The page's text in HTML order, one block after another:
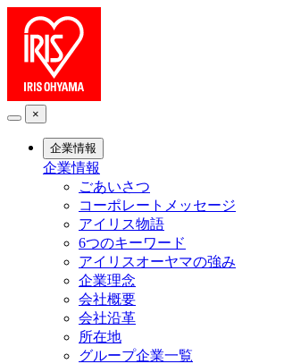
×
企業情報
企業情報
ごあいさつ
コーポレートメッセージ
アイリス物語
6つのキーワード
アイリスオーヤマの強み
企業理念
会社概要
会社沿革
所在地
グループ企業一覧